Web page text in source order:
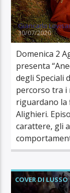
Giancarlo
30/07/2020
Domenica 2
presenta
degli Speciali
percorso tra i
riguardano la
Alighieri.
carattere, gli
COVER DI LUSSO